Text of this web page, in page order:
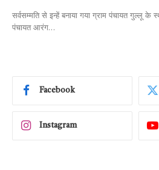
सर्वसम्मति से इन्हें बनाया गया ग्राम पंचायत गुल्लू
पंचायत आरंग…
Facebook
Instagram